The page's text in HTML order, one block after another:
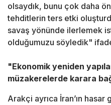
olsaydık, bunu çok daha
tehditlerin ters etki
savaş yönünde ilerlemek
olduğumuzu söyledik"
"Ekonomik yeniden
müzakerelerde karara
Arakçi ayrıca İran’ın